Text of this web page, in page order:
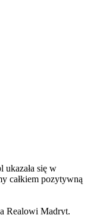
ukazała się w
całkiem pozytywną
Realowi Madryt.